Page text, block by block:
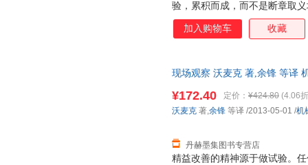
验，累积而成，而不是断章取
而是每天做试验、积累知识的
多公司，用他敏锐的观察力去
精益实践者带来鼓舞。
加入购物车 收藏
现场观察 沃麦克 著,余锋 等译
精益改善的精神源于做试验。
¥172.40 定价： ¥424.80 (4.06
丹赫墨集图书专营店
沃麦克 著,余锋 等译 /2013-05-01 /机